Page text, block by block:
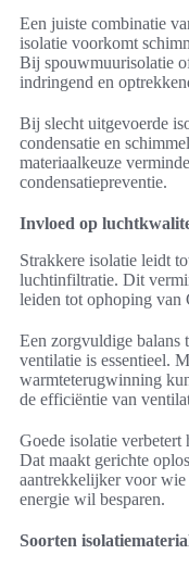
Een juiste combinatie
isolatie voorkomt
Bij spouwmuurisolatie
indringend en
Bij slecht uitgevoerde
condensatie en
materiaalkeuze
condensatiepreventie.
Invloed op
Strakkere isolatie leidt
luchtinfiltratie. Dit
leiden tot ophoping van
Een zorgvuldige balans
ventilatie is essentieel.
warmteterugwinning
de efficiëntie van
Goede isolatie verbetert
Dat maakt gerichte
aantrekkelijker voor
energie wil besparen.
Soorten